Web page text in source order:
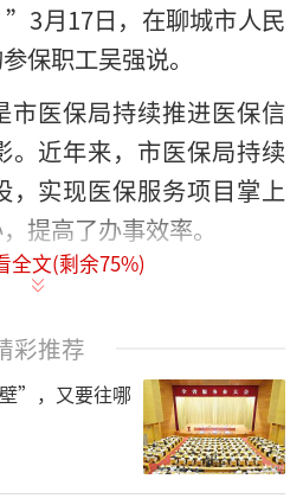
月17日，在聊城市人民
保职工吴强说。
市医保局持续推进医保信
。近年来，市医保局持续
，实现医保服务项目掌上
提高了办事效率。
子凭证应用推广应用为出
。同时，加快医保电子凭
断丰富应用场景，现有5
全流程场景改造。推进医
升移动支付结算占比，目
全文(剩余75%)
彩推荐
”，又要往哪